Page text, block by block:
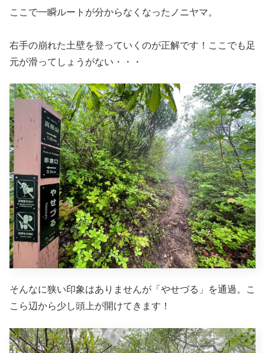
ここで一瞬ルートが分からなくなったノニヤマ。
右手の崩れた土壁を登っていくのが正解です！ここでも足
元が滑ってしょうがない・・・
そんなに狭い印象はありませんが「やせづる」を通過。こ
こら辺から少し頭上が開けてきます！